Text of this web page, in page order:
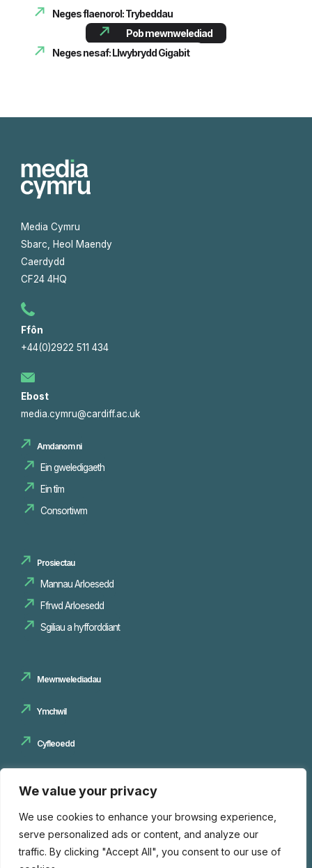
We value your privacy
We use cookies to enhance your browsing experience,
serve personalized ads or content, and analyze our
traffic. By clicking "Accept All", you consent to our use of
Neges flaenorol: Trybeddau
Pob mewnwelediad
Neges nesaf: Llwybrydd Gigabit
Media Cymru
Sbarc, Heol Maendy
Caerdydd
CF24 4HQ
Ffôn
+44(0)2922 511 434
Ebost
media.cymru@cardiff.ac.uk
Amdanom ni
Ein gweledigaeth
Ein tîm
Consortiwm
Prosiectau
Mannau Arloesedd
Sgiliau a hyfforddiant
Mewnwelediadau
Ymchwil
Cyfleoedd
Cysylltwch â ni